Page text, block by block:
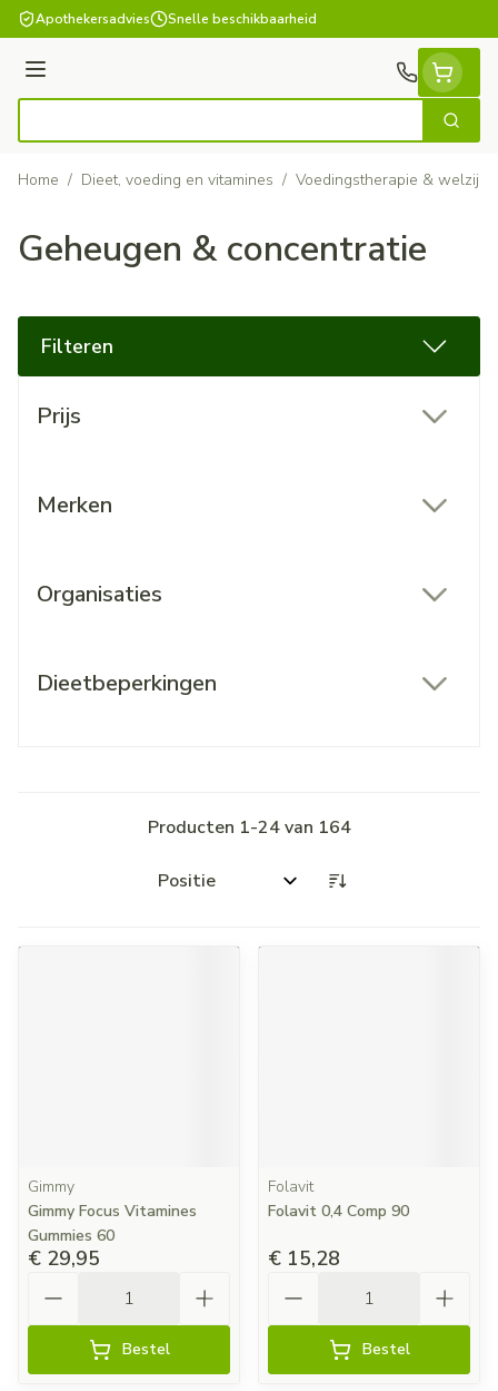
Ga naar de inhoud
Apothekersadvies Snelle beschikbaarheid
Menu
Zoek
Home / Dieet, voeding en vitamines / Voedingstherapie & welzijn
Geheugen & concentratie
Filteren
Prijs
Merken
Organisaties
Dieetbeperkingen
Producten 1-24van 164
Sorteer op:
Gimmy
Gimmy Focus Vitamines
Gummies 60
€ 29,95
Bestel
Folavit
Folavit 0,4 Comp 90
€ 15,28
Bestel